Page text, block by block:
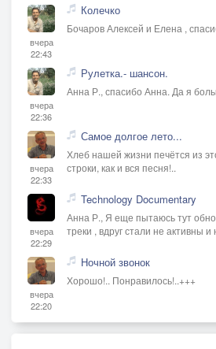
вчера
22:43
Колечко
Бочаров Алексей и Елена ,
вчера
22:36
Рулетка.- шансон.
Анна Р., спасибо Анна. Да я
вчера
22:33
Самое долгое лето...
Хлеб нашей жизни печётся из
строки, как и вся песня!..
вчера
22:29
Technology Documentary
Анна Р., Я еще пытаюсь тут
треки , вдруг стали не активны
вчера
22:20
Ночной звонок
Хорошо!.. Понравилось!..+++